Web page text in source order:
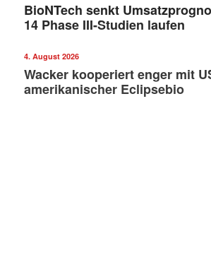
BioNTech senkt
14 Phase III-Studien laufen
4. August 2026
Wacker kooperiert enger mit
amerikanischer Eclipsebio